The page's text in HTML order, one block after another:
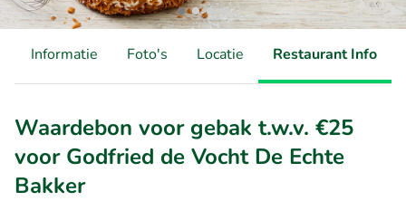
Informatie Foto's Locatie Restaurant Info
Waardebon voor gebak t.w.v. €25
voor Godfried de Vocht De Echte
Bakker